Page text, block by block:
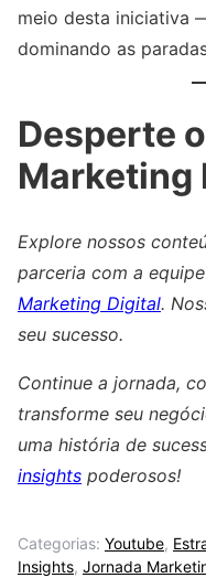
meio desta iniciativa
dominando as
Desperte
Marketing
Explore nossos
parceria com a
Marketing Digital.
seu sucesso.
Continue a jornada,
transforme seu
uma história de
insights poderosos!
Categorias: Youtube,
Insights, Jornada